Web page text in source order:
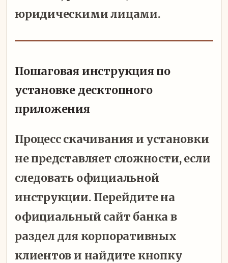
юридическими лицами.
Пошаговая инструкция по
установке десктопного
приложения
Процесс скачивания и установки
не представляет сложности, если
следовать официальной
инструкции. Перейдите на
официальный сайт банка в
раздел для корпоративных
клиентов и найдите кнопку